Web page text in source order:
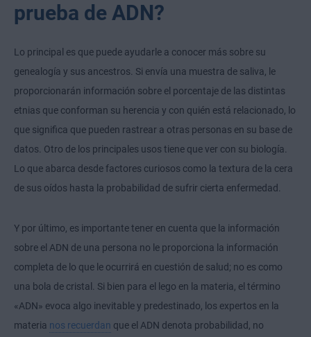
prueba de ADN?
Lo principal es que puede ayudarle a conocer más sobre su
genealogía y sus ancestros. Si envía una muestra de saliva, le
proporcionarán información sobre el porcentaje de las distintas
etnias que conforman su herencia y con quién está relacionado, lo
que significa que pueden rastrear a otras personas en su base de
datos. Otro de los principales usos tiene que ver con su biología.
Lo que abarca desde factores curiosos como la textura de la cera
de sus oídos hasta la probabilidad de sufrir cierta enfermedad.
Y por último, es importante tener en cuenta que la información
sobre el ADN de una persona no le proporciona la información
completa de lo que le ocurrirá en cuestión de salud; no es como
una bola de cristal. Si bien para el lego en la materia, el término
«ADN» evoca algo inevitable y predestinado, los expertos en la
materia nos recuerdan que el ADN denota probabilidad, no